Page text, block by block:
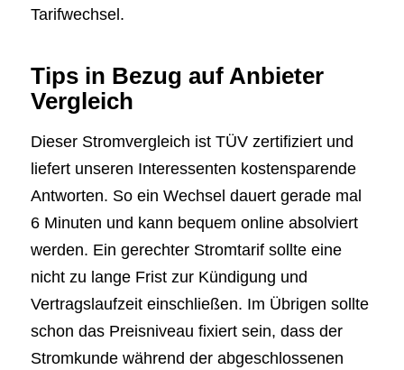
Tarifwechsel.
Tips in Bezug auf Anbieter
Vergleich
Dieser Stromvergleich ist TÜV zertifiziert und
liefert unseren Interessenten kostensparende
Antworten. So ein Wechsel dauert gerade mal
6 Minuten und kann bequem online absolviert
werden. Ein gerechter Stromtarif sollte eine
nicht zu lange Frist zur Kündigung und
Vertragslaufzeit einschließen. Im Übrigen sollte
schon das Preisniveau fixiert sein, dass der
Stromkunde während der abgeschlossenen